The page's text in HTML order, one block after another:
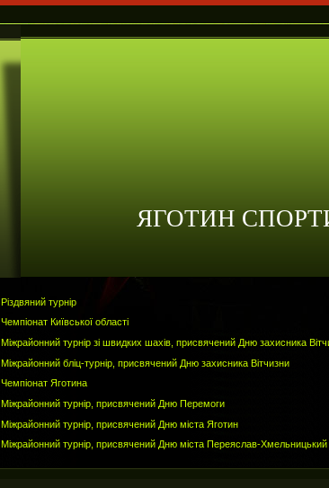
ЯГОТИН
Різдвяний турнір
Чемпіонат Київської області
Міжрайонний турнір зі швидких шахів, присвячений Дню захисника
Міжрайонний бліц-турнір, присвячений Дню захисника Вітчизни
Чемпіонат Яготина
Міжрайонний турнір, присвячений Дню Перемоги
Міжрайонний турнір, присвячений Дню міста Яготин
Міжрайонний турнір, присвячений Дню міста Переяслав-Хмельницький